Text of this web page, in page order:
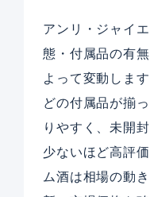
アンリ・ジャイ
態・付属品の有
よって変動しま
どの付属品が揃
りやすく、未開
少ないほど高評
ム酒は相場の動